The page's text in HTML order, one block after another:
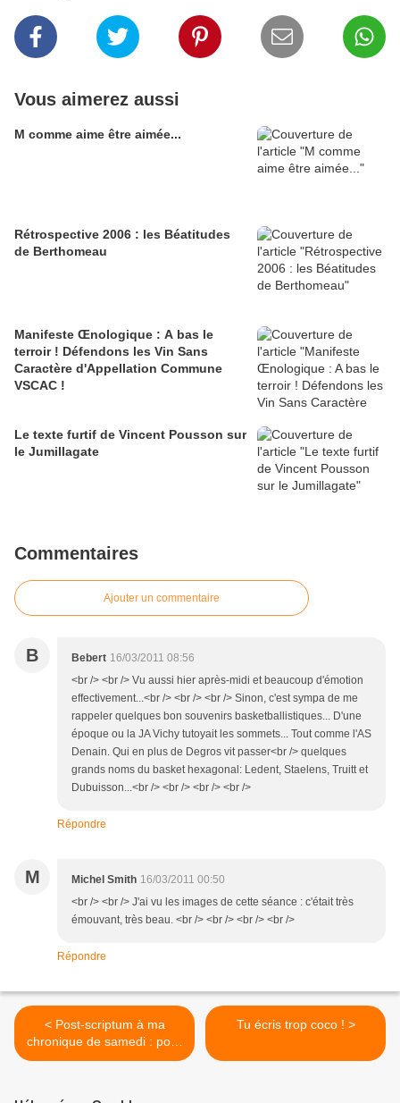
Vous aimerez aussi
M comme aime être aimée...
Rétrospective 2006 : les Béatitudes
de Berthomeau
Manifeste Œnologique : A bas le
terroir ! Défendons les Vin Sans
Caractère d'Appellation Commune
VSCAC !
Le texte furtif de Vincent Pousson sur
le Jumillagate
Commentaires
Ajouter un commentaire
B Bebert 16/03/2011 08:56
<br /> <br /> Vu aussi hier après-midi et beaucoup d'émotion
effectivement...<br /> <br /> <br /> Sinon, c'est sympa de me
rappeler quelques bon souvenirs basketballistiques... D'une
époque ou la JA Vichy tutoyait les sommets... Tout comme l'AS
Denain. Qui en plus de Degros vit passer<br /> quelques
grands noms du basket hexagonal: Ledent, Staelens, Truitt et
Dubuisson...<br /> <br /> <br /> <br />
Répondre
M Michel Smith 16/03/2011 00:50
<br /> <br /> J'ai vu les images de cette séance : c'était très
émouvant, très beau. <br /> <br /> <br /> <br />
Répondre
< Post-scriptum à ma
chronique de samedi : pour
être respecté et admis
Tu écris trop coco ! >